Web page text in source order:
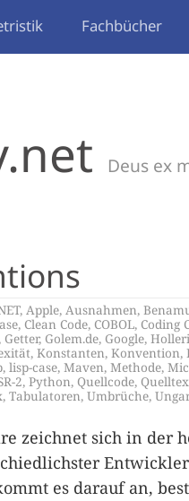
Fachbücher
Deus ex
, Apple, Ausnahmen,
, Clean Code, COBOL, Coding
, Getter, Golem.de, Google,
, Konstanten, Konvention,
, lisp-case, Maven, Methode,
2, Python, Quellcode,
, Tabulatoren, Umbrüche,
zeichnet sich in der
es darauf an,